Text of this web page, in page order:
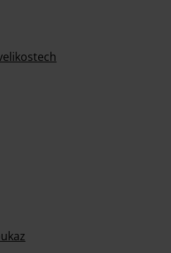
tu pro vás
dnes od 09:00 hod do 17:00 hod.